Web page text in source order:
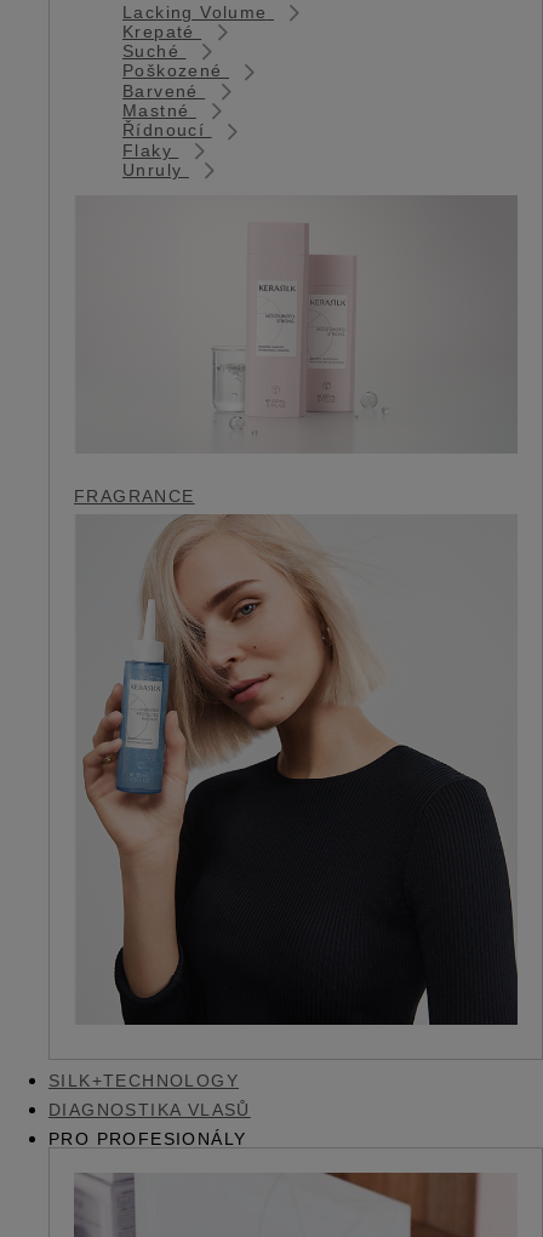
Lacking Volume
Krepaté
Suché
Poškozené
Barvené
Mastné
Řídnoucí
Flaky
Unruly
FRAGRANCE
SILK+TECHNOLOGY
DIAGNOSTIKA VLASŮ
PRO PROFESIONÁLY